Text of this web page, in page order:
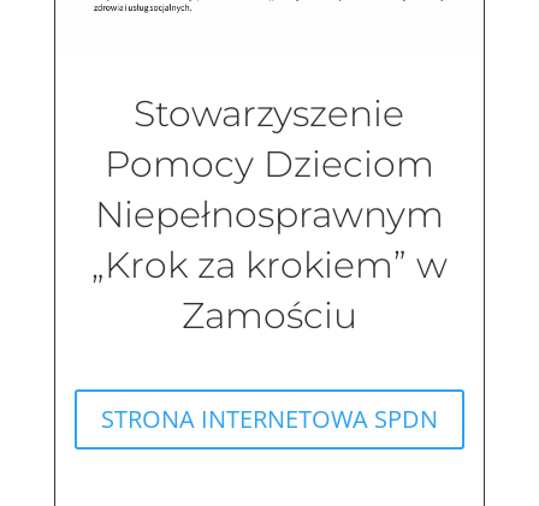
Stowarzyszenie
Pomocy Dzieciom
Niepełnosprawnym
„Krok za krokiem” w
Zamościu
STRONA INTERNETOWA SPDN